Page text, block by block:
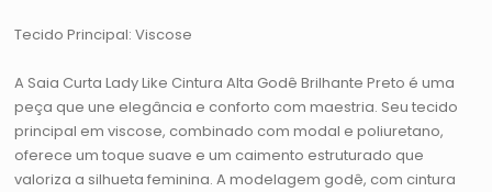
Tecido Principal: Viscose
A Saia Curta Lady Like Cintura Alta Godê Brilhante Preto é uma
peça que une elegância e conforto com maestria. Seu tecido
principal em viscose, combinado com modal e poliuretano,
oferece um toque suave e um caimento estruturado que
valoriza a silhueta feminina. A modelagem godê, com cintura